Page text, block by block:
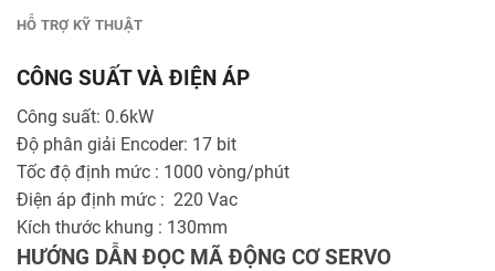
HỖ TRỢ KỸ THUẬT
CÔNG SUẤT VÀ ĐIỆN ÁP
Công suất: 0.6kW
Độ phân giải Encoder: 17 bit
Tốc độ định mức : 1000 vòng/phút
Điện áp định mức : 220 Vac
Kích thước khung : 130mm
HƯỚNG DẪN ĐỌC MÃ ĐỘNG CƠ SERVO